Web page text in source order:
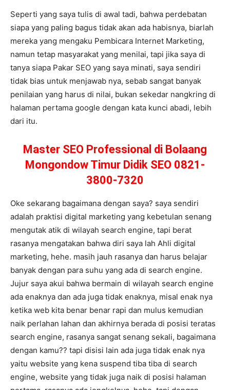
Seperti yang saya tulis di awal tadi, bahwa perdebatan
siapa yang paling bagus tidak akan ada habisnya, biarlah
mereka yang mengaku Pembicara Internet Marketing,
namun tetap masyarakat yang menilai, tapi jika saya di
tanya siapa Pakar SEO yang saya minati, saya sendiri
tidak bias untuk menjawab nya, sebab sangat banyak
penilaian yang harus di nilai, bukan sekedar nangkring di
halaman pertama google dengan kata kunci abadi, lebih
dari itu.
Master SEO Professional di Bolaang
Mongondow Timur Didik SEO 0821-
3800-7320
Oke sekarang bagaimana dengan saya? saya sendiri
adalah praktisi digital marketing yang kebetulan senang
mengutak atik di wilayah search engine, tapi berat
rasanya mengatakan bahwa diri saya lah Ahli digital
marketing, hehe. masih jauh rasanya dan harus belajar
banyak dengan para suhu yang ada di search engine.
Jujur saya akui bahwa bermain di wilayah search engine
ada enaknya dan ada juga tidak enaknya, misal enak nya
ketika web kita benar benar rapi dan mulus kemudian
naik perlahan lahan dan akhirnya berada di posisi teratas
search engine, rasanya sangat senang sekali, bagaimana
dengan kamu?? tapi disisi lain ada juga tidak enak nya
yaitu website yang kena suspend tiba tiba di search
engine, website yang tidak juga naik di posisi halaman